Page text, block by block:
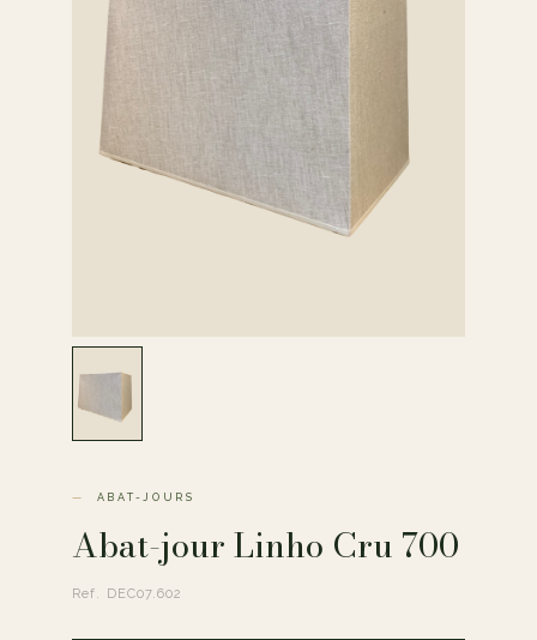
ABAT-JOURS
Abat-jour Linho Cru 700
Ref. DEC07.602